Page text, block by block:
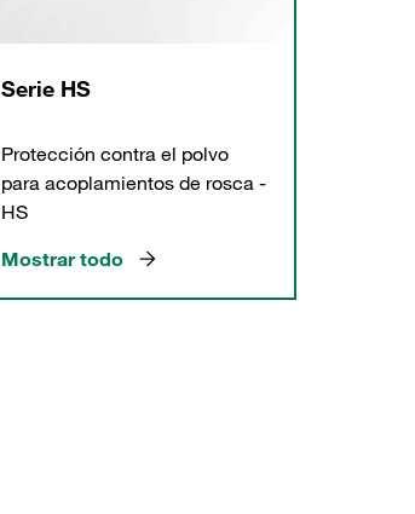
Serie HS
Protección contra el polvo
para acoplamientos de rosca -
HS
Mostrar todo